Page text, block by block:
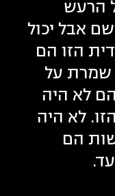
הרעש
אבל יכול
הזו הם
שמרת על
לא היה
לא היה
הם